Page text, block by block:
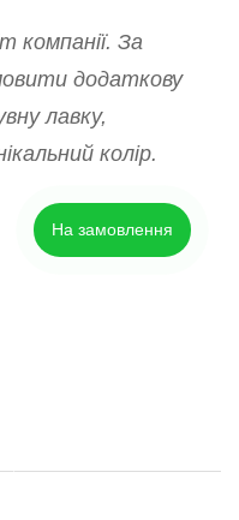
компанії. За
додаткову
лавку,
колір.
На замовлення